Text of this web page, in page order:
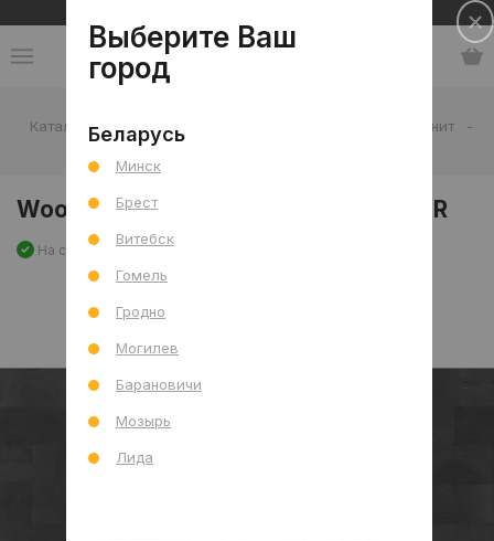
Каталог - Керамогранит
-
Wood-block Black Mat (CRV) 60x120 R
Wood-block Black Mat (CRV) 60x120 R
На складе Артикул: 0000031136
Выберите Ваш
город
Беларусь
Минск
Брест
Витебск
Гомель
Гродно
Могилев
Барановичи
Мозырь
Лида